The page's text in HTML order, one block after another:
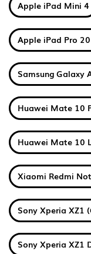
Apple iPad Mini 4
Apple iPad Pro
Samsung Galaxy
Huawei Mate 10
Huawei Mate 10
Xiaomi Redmi
Sony Xperia XZ1
Sony Xperia XZ1